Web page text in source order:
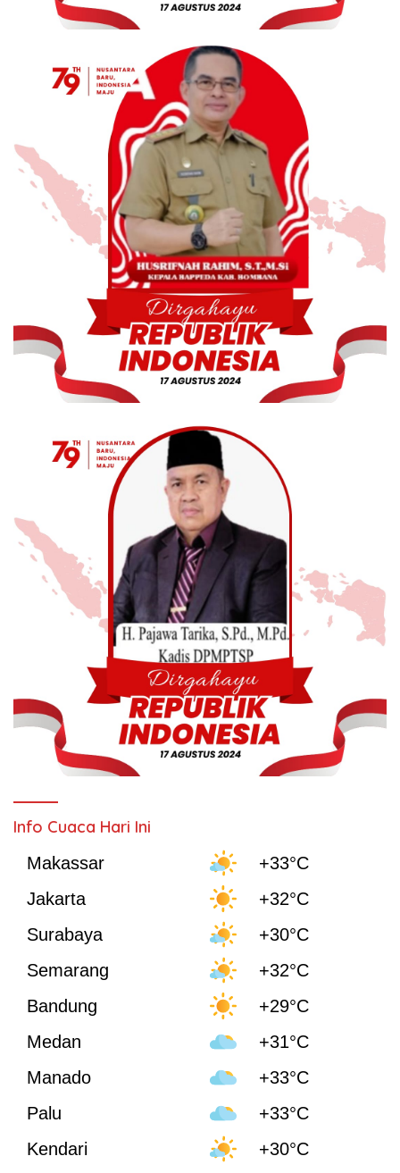
Info Cuaca Hari Ini
Makassar
+33°C
Jakarta
+32°C
Surabaya
+30°C
Semarang
+32°C
Bandung
+29°C
Medan
+31°C
Manado
+33°C
Palu
+33°C
Kendari
+30°C